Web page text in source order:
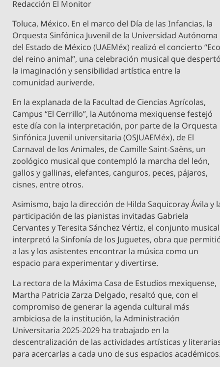
Redacción El Monitor
Toluca, México. En el marco del Día de las Infancias, la
Orquesta Sinfónica Juvenil de la Universidad Autónoma
del Estado de México (UAEMéx) realizó el concierto
del reino animal”, una celebración musical que
la imaginación y sensibilidad artística entre la
comunidad auriverde.
En la explanada de la Facultad de Ciencias Agrícolas,
Campus “El Cerrillo”, la Autónoma mexiquense festejó
este día con la interpretación, por parte de la Orquesta
Sinfónica Juvenil universitaria (OSJUAEMéx), de El
Carnaval de los Animales, de Camille Saint-Saëns, un
zoológico musical que contempló la marcha del león,
gallos y gallinas, elefantes, canguros, peces, pájaros,
cisnes, entre otros.
Asimismo, bajo la dirección de Hilda Saquicoray Ávila y
participación de las pianistas invitadas Gabriela
Cervantes y Teresita Sánchez Vértiz, el conjunto musical
interpretó la Sinfonía de los Juguetes, obra que
a las y los asistentes encontrar la música como un
espacio para experimentar y divertirse.
La rectora de la Máxima Casa de Estudios mexiquense,
Martha Patricia Zarza Delgado, resaltó que, con el
compromiso de generar la agenda cultural más
ambiciosa de la institución, la Administración
Universitaria 2025-2029 ha trabajado en la
descentralización de las actividades artísticas y
para acercarlas a cada uno de sus espacios